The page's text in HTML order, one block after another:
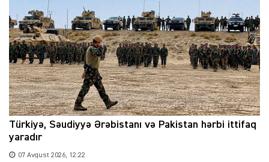
Türkiyə, Səudiyyə Ərəbistanı və Pakistan hərbi ittifaq
yaradır
07 Avqust 2026, 12:22